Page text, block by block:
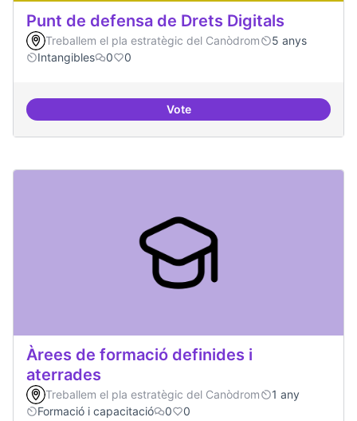
Punt de defensa de Drets Digitals
Treballem el pla estratègic del Canòdrom
5 anys
Intangibles
0 0
VotePunt de defensa de Drets Digitals
Àrees de formació definides i
aterrades
Treballem el pla estratègic del Canòdrom
1 any
Formació i capacitació
0 0